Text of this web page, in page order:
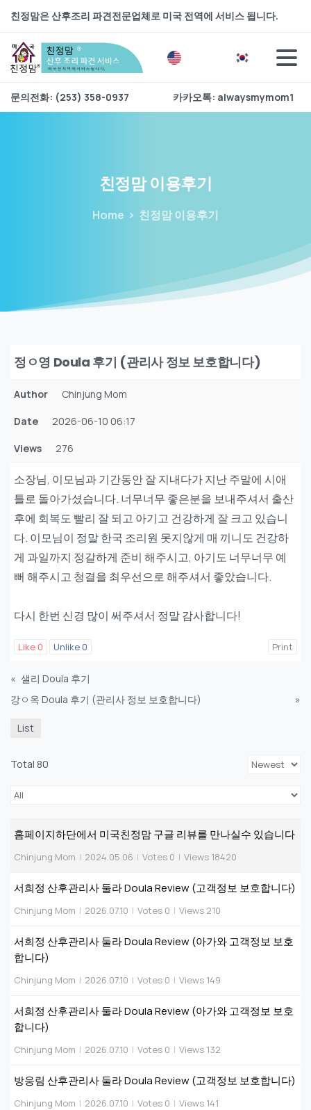
친정맘은 산후조리 파견전문업체로 미국 전역에 서비스 됩니다.
문의전화: (253) 358-0937 카카오톡: alwaysmymom1
친정맘이용후기
Home 친정맘 이용후기
정ㅇ영 Doula 후기 (관리사 정보 보호합니다)
Author Chinjung Mom
Date 2026-06-10 06:17
Views 276
소장님, 이모님과 기간동안 잘 지내다가 지난 주말에 시애
틀로 돌아가셨습니다. 너무너무 좋은분을 보내주셔서 출산
후에 회복도 빨리 잘 되고 아기고 건강하게 잘 크고 있습니
다. 이모님이 정말 한국 조리원 못지않게 매 끼니도 건강하
게 과일까지 정갈하게 준비 해주시고, 아기도 너무너무 예
뻐 해주시고 청결을 최우선으로 해주셔서 좋았습니다.
다시 한번 신경 많이 써주셔서 정말 감사합니다!
Like 0 Unlike 0 Print
« 샐리 Doula 후기
강ㅇ옥 Doula 후기 (관리사 정보 보호합니다)
»
List
Total 80
홈페이지하단에서 미국친정맘 구글 리뷰를 만나실수 있습니다
Chinjung Mom | 2024.05.06 | Votes 0 | Views 18420
서희정 산후관리사 둘라 Doula Review (고객정보 보호합니다)
Chinjung Mom | 2026.07.10 | Votes 0 | Views 210
서희정 산후관리사 둘라 Doula Review (아가와 고객정보 보호
합니다)
Chinjung Mom | 2026.07.10 | Votes 0 | Views 149
서희정 산후관리사 둘라 Doula Review (아가와 고객정보 보호
합니다)
Chinjung Mom | 2026.07.10 | Votes 0 | Views 132
방응림 산후관리사 둘라 Doula Review (고객정보 보호합니다)
Chinjung Mom | 2026.07.10 | Votes 0 | Views 141